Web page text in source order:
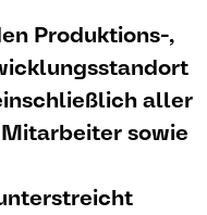
Produktions-,
aller
sowie